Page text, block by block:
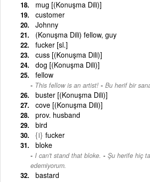
mug [(Konuşma Dili)]
customer
Johnny
(Konuşma Dili) fellow, guy
fucker [sl.]
cuss [(Konuşma Dili)]
dog [(Konuşma Dili)]
fellow
This fellow is an artist! - Bu herif bir
buster [(Konuşma Dili)]
cove [(Konuşma Dili)]
prov. husband
bird
{i} fucker
bloke
I can't stand that bloke. - Şu herife hiç
edemiyorum.
bastard